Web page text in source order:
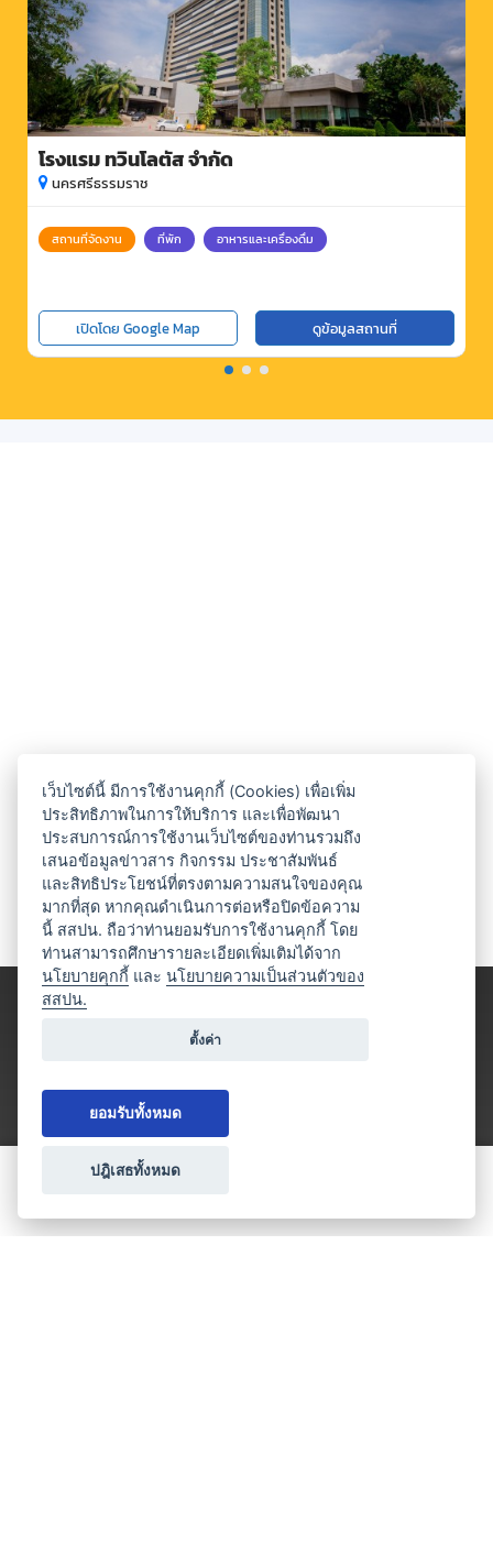
โรงแรม ทวินโลตัส จำกัด
นครศรีธรรมราช
สถานที่จัดงาน ที่พัก อาหารและเครื่องดื่ม
เปิดโดย Google Map ดูข้อมูลสถานที่
ประเภทธุรกิจไมซ์
เว็บไซต์นี้ มีการใช้งานคุกกี้ (Cookies) เพื่อเพิ่ม
ประสิทธิภาพในการให้บริการ และเพื่อพัฒนา
ประสบการณ์การใช้งานเว็บไซต์ของท่านรวมถึง
เสนอข้อมูลข่าวสาร กิจกรรม ประชาสัมพันธ์
และสิทธิประโยชน์ที่ตรงตามความสนใจของคุณ
มากที่สุด หากคุณดำเนินการต่อหรือปิดข้อความ
นี้ สสปน. ถือว่าท่านยอมรับการใช้งานคุกกี้ โดย
ท่านสามารถศึกษารายละเอียดเพิ่มเติมได้จาก
นโยบายคุกกี้ และนโยบายความเป็นส่วนตัวของ
สสปน.
ตั้งค่า
ยอมรับทั้งหมด
ปฎิเสธทั้งหมด